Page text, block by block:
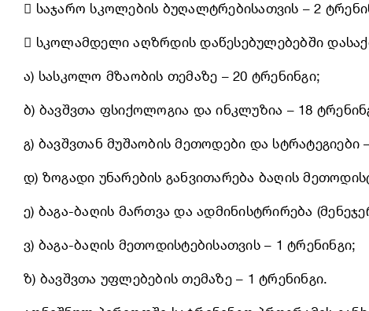
 საჯარო სკოლების ბუღალტრებისათვის – 2
 სკოლამდელი აღზრდის დაწესებულებებში
ა) სასკოლო მზაობის თემაზე – 20 ტრენინგი;
ბ) ბავშვთა ფსიქოლოგია და ინკლუზია – 18
გ) ბავშვთან მუშაობის მეთოდები და სტრატეგიები
დ) ზოგადი უნარების განვითარება ბაღის
ე) ბაგა-ბაღის მართვა და ადმინისტრირება
ვ) ბაგა-ბაღის მეთოდისტებისათვის – 1 ტრენინგი;
ზ) ბავშვთა უფლებების თემაზე – 1 ტრენინგი.